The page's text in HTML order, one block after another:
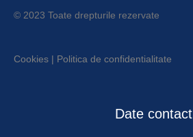
© 2023 Toate drepturile rezervate
Cookies | Politica de confidentialitate
Date contact